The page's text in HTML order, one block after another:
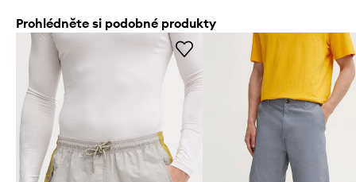
Prohlédněte si podobné produkty